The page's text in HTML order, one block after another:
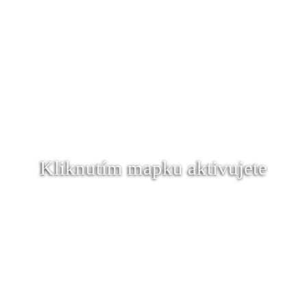
Kliknutím mapku aktivujete